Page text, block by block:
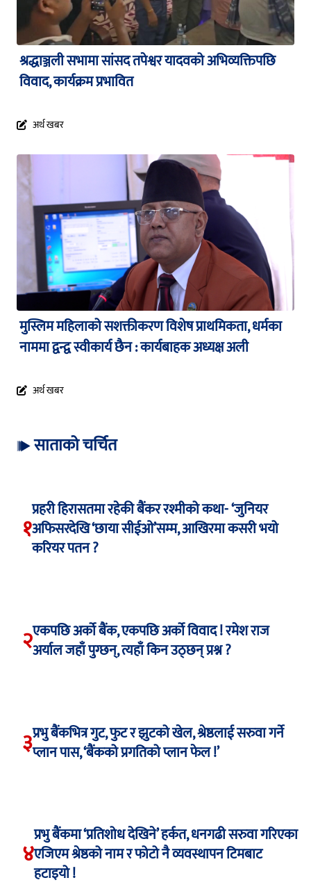
श्रद्धाञ्जली सभामा सांसद तपेश्वर यादवको अभिव्यक्तिपछि
विवाद, कार्यक्रम प्रभावित
अर्थ खबर
मुस्लिम महिलाको सशक्तीकरण विशेष प्राथमिकता, धर्मका
नाममा द्वन्द्व स्वीकार्य छैन : कार्यबाहक अध्यक्ष अली
अर्थ खबर
साताको चर्चित
१
प्रहरी हिरासतमा रहेकी बैंकर रश्मीको कथा- ‘जुनियर
अफिसरदेखि ‘छाया सीईओ’सम्म, आखिरमा कसरी भयो
करियर पतन ?
२एकपछि अर्को बैंक, एकपछि अर्को विवाद ! रमेश राज
अर्याल जहाँ पुग्छन्, त्यहाँ किन उठ्छन् प्रश्न ?
३प्रभु बैंकभित्र गुट, फुट र झुटको खेल, श्रेष्ठलाई सरुवा गर्ने
प्लान पास, ‘बैंकको प्रगतिको प्लान फेल !’
४
प्रभु बैंकमा ‘प्रतिशोध देखिने’ हर्कत, धनगढी सरुवा गरिएका
एजिएम श्रेष्ठको नाम र फोटो नै व्यवस्थापन टिमबाट
हटाइयो !